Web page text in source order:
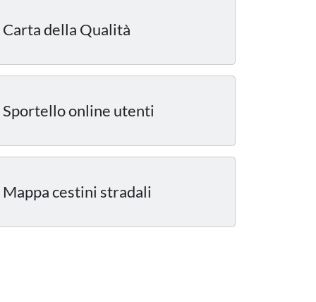
Carta della Qualità
Sportello online utenti
Mappa cestini stradali